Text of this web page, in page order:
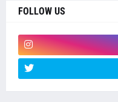
FOLLOW US